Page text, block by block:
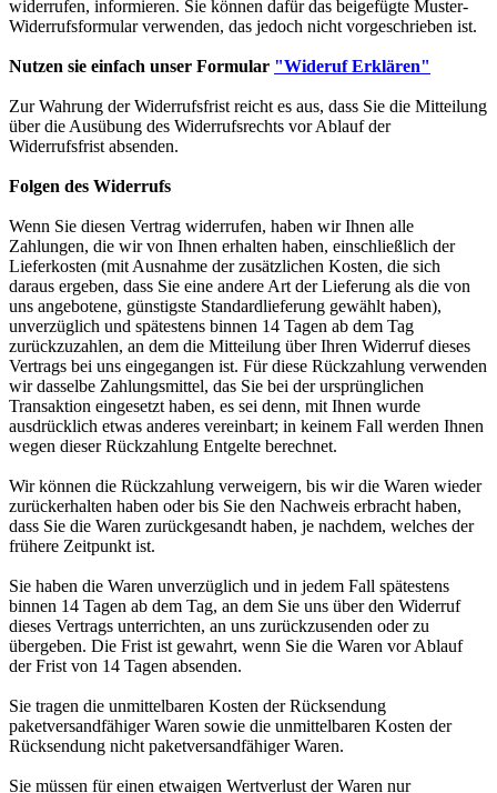
widerrufen, informieren. Sie können dafür das beigefügte Muster-
Widerrufsformular verwenden, das jedoch nicht vorgeschrieben ist.
Nutzen sie einfach unser Formular "Wideruf Erklären"
Zur Wahrung der Widerrufsfrist reicht es aus, dass Sie die Mitteilung
über die Ausübung des Widerrufsrechts vor Ablauf der
Widerrufsfrist absenden.
Folgen des Widerrufs
Wenn Sie diesen Vertrag widerrufen, haben wir Ihnen alle
Zahlungen, die wir von Ihnen erhalten haben, einschließlich der
Lieferkosten (mit Ausnahme der zusätzlichen Kosten, die sich
daraus ergeben, dass Sie eine andere Art der Lieferung als die von
uns angebotene, günstigste Standardlieferung gewählt haben),
unverzüglich und spätestens binnen 14 Tagen ab dem Tag
zurückzuzahlen, an dem die Mitteilung über Ihren Widerruf dieses
Vertrags bei uns eingegangen ist. Für diese Rückzahlung verwenden
wir dasselbe Zahlungsmittel, das Sie bei der ursprünglichen
Transaktion eingesetzt haben, es sei denn, mit Ihnen wurde
ausdrücklich etwas anderes vereinbart; in keinem Fall werden Ihnen
wegen dieser Rückzahlung Entgelte berechnet.
Wir können die Rückzahlung verweigern, bis wir die Waren wieder
zurückerhalten haben oder bis Sie den Nachweis erbracht haben,
dass Sie die Waren zurückgesandt haben, je nachdem, welches der
frühere Zeitpunkt ist.
Sie haben die Waren unverzüglich und in jedem Fall spätestens
binnen 14 Tagen ab dem Tag, an dem Sie uns über den Widerruf
dieses Vertrags unterrichten, an uns zurückzusenden oder zu
übergeben. Die Frist ist gewahrt, wenn Sie die Waren vor Ablauf
der Frist von 14 Tagen absenden.
Sie tragen die unmittelbaren Kosten der Rücksendung
paketversandfähiger Waren sowie die unmittelbaren Kosten der
Rücksendung nicht paketversandfähiger Waren.
Sie müssen für einen etwaigen Wertverlust der Waren nur